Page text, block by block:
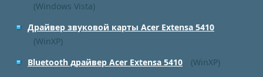
(Windows Vista)
Драйвер звуковой карты Acer Extensa 5410
(WinXP)
Bluetooth драйвер Acer Extensa 5410
(WinXP)